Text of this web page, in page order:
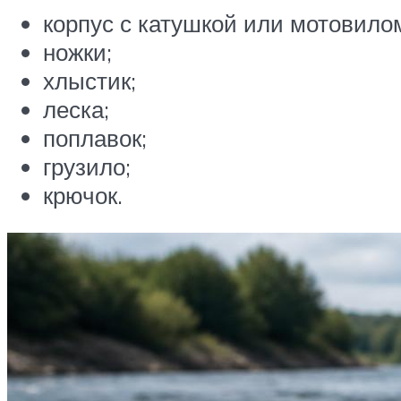
корпус с катушкой или
ножки;
хлыстик;
леска;
поплавок;
грузило;
крючок.